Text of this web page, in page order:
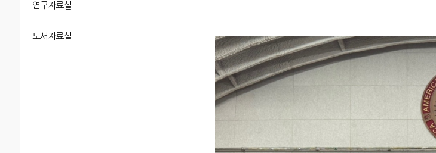
연구자료실
도서자료실